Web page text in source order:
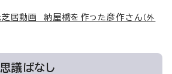
芝居動画 納屋橋を作った彦作さん （外
思議ばなし